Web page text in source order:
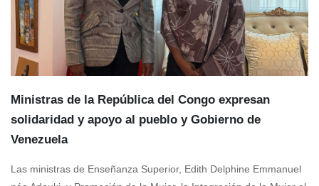
Ministras de la República del Congo expresan
solidaridad y apoyo al pueblo y Gobierno de
Venezuela
Las ministras de Enseñanza Superior, Edith Delphine Emmanuel